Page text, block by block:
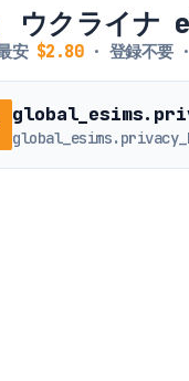
ウクライナ
安 $2.80· 登録不要